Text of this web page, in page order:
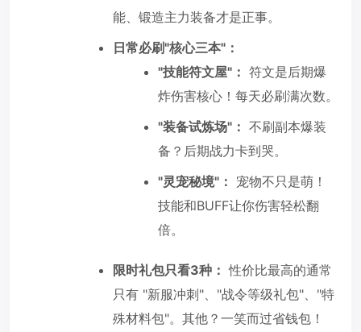
能、锻造主力装备才是正事。
日常必刷"核心三本"：
"技能符文屋"： 符文是后期爆
炸伤害核心！每天必刷满次数。
"装备试炼场"： 不刷副本爆装
备？后期战力卡到哭。
"灵宠秘境"： 宠物不只是萌！
技能和BUFF让你伤害轻松翻
倍。
限时礼包只看3种： 性价比最高的通常
只有 "新服冲刺"、"战令等级礼包"、"特
殊材料包"。其他？一笑而过省钱包！